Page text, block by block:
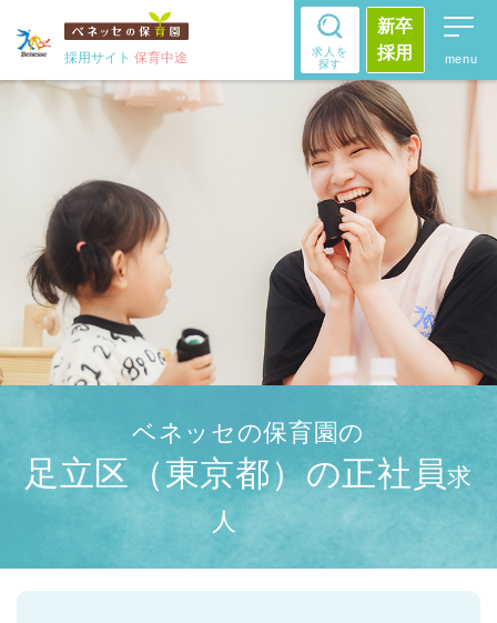
採用サイト 保育中途
求人を
探す
新卒
採用
ベネッセの保育園の
足立区（東京都）の正社員求
人